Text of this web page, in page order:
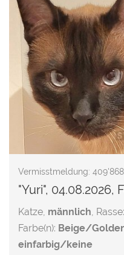
Vermisstmeldung: 409'868
"Yuri", 04.08.2026,
Katze, männlich,
Farbe(n): Beige/
einfarbig/keine